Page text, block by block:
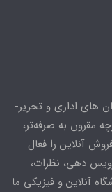
های اداری و تحریر-
مقرون به صرفه‌تر،
آنلاین را فعال
دهی، نظرات،
آنلاین و فیزیکی ما